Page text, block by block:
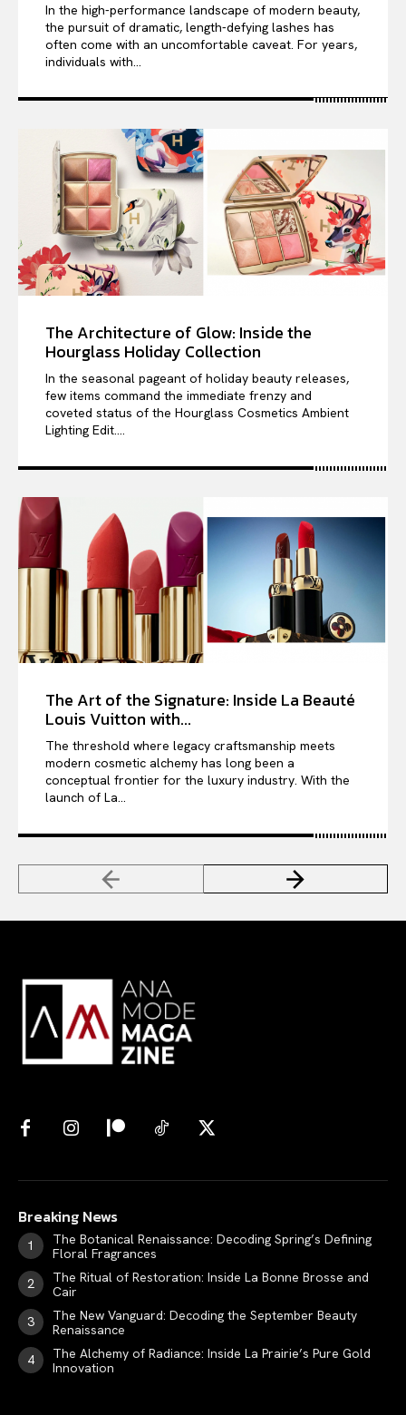
In the high-performance landscape of modern beauty,
the pursuit of dramatic, length-defying lashes has
often come with an uncomfortable caveat. For years,
individuals with...
The Architecture of Glow: Inside the
Hourglass Holiday Collection
In the seasonal pageant of holiday beauty releases,
few items command the immediate frenzy and
coveted status of the Hourglass Cosmetics Ambient
Lighting Edit....
The Art of the Signature: Inside La Beauté
Louis Vuitton with...
The threshold where legacy craftsmanship meets
modern cosmetic alchemy has long been a
conceptual frontier for the luxury industry. With the
launch of La...
Breaking News
The Botanical Renaissance: Decoding Spring’s Defining
Floral Fragrances
The Ritual of Restoration: Inside La Bonne Brosse and
Cair
The New Vanguard: Decoding the September Beauty
Renaissance
The Alchemy of Radiance: Inside La Prairie’s Pure Gold
Innovation